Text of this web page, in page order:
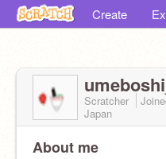
Create
Scratcher
Japan
About me